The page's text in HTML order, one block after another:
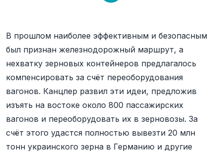
В прошлом наиболее эффективным и безопасным
был признан железнодорожный маршрут, а
нехватку зерновых контейнеров предлагалось
компенсировать за счёт переоборудования
вагонов. Канцлер развил эти идеи, предложив
изъять на востоке около 800 пассажирских
вагонов и переоборудовать их в зерновозы. За
счёт этого удастся полностью вывезти 20 млн
тонн украинского зерна в Германию и другие